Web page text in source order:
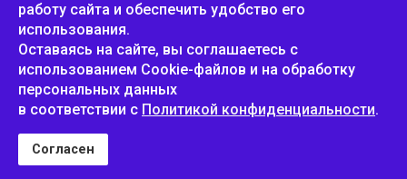
Положение о
конфиденциальности и
защите персональных
данных
Пожаловаться
работу сайта и обеспечить удобство его
использования.
Оставаясь на сайте, вы соглашаетесь с
использованием Cookie-файлов и на обработку
персональных данных
в соответствии с Политикой конфиденциальности.
Согласен